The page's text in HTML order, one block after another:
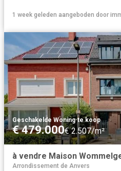
1 week geleden aangeboden door
Geschakelde Woning·te koop
€ 479.000€ 2.507/m²
à vendre Maison
Arrondissement de Anvers